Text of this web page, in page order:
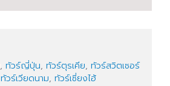
, ทัวร์ญี่ปุ่น, ทัวร์ตุรเคีย, ทัวร์สวิตเซอร์
ทัวร์เวียดนาม, ทัวร์เซี่ยงไฮ้